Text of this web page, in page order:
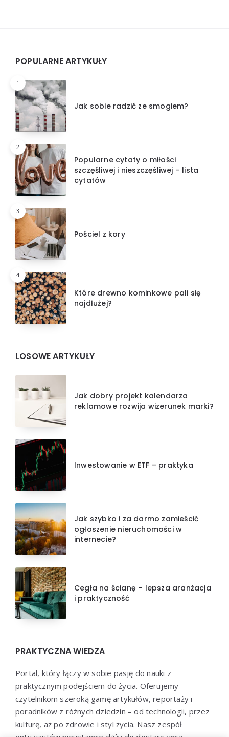
Widgets
POPULARNE ARTYKUŁY
1
Jak sobie radzić ze smogiem?
2
Popularne cytaty o miłości
szczęśliwej i nieszczęśliwej – lista
cytatów
3
Pościel z kory
4
Które drewno kominkowe pali się
najdłużej?
LOSOWE ARTYKUŁY
Jak dobry projekt kalendarza
reklamowe rozwija wizerunek marki?
Inwestowanie w ETF – praktyka
Jak szybko i za darmo zamieścić
ogłoszenie nieruchomości w
internecie?
Cegła na ścianę – lepsza aranżacja
i praktyczność
PRAKTYCZNA WIEDZA
Portal, który łączy w sobie pasję do nauki z
praktycznym podejściem do życia. Oferujemy
czytelnikom szeroką gamę artykułów, reportaży i
poradników z różnych dziedzin – od technologii, przez
kulturę, aż po zdrowie i styl życia. Nasz zespół